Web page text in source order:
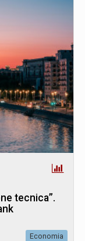
tecnica”.
Economia